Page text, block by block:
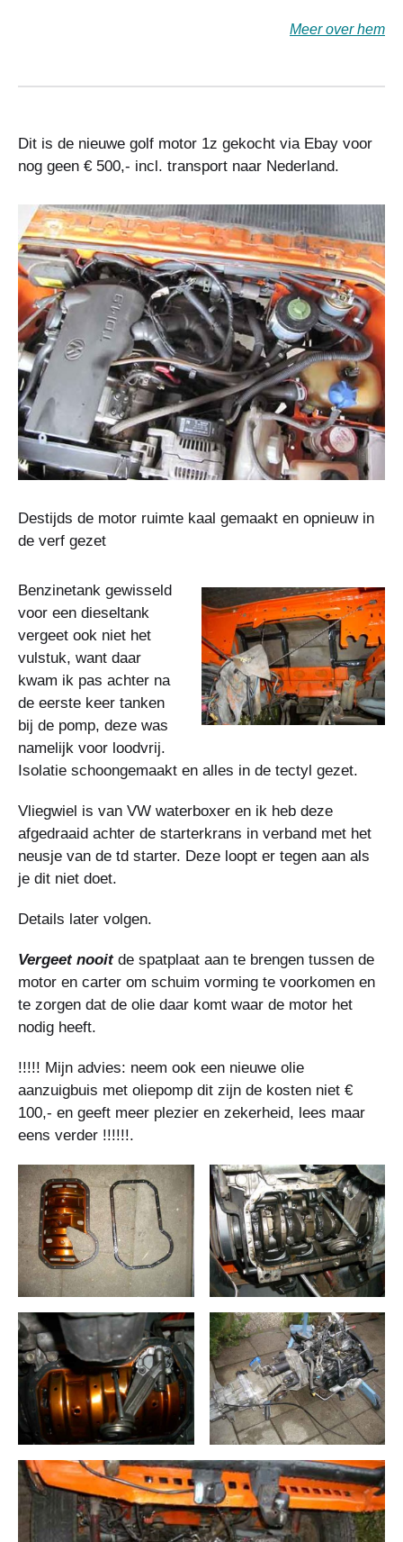
Meer over hem
Dit is de nieuwe golf motor 1z gekocht via Ebay voor
nog geen € 500,- incl. transport naar Nederland.
Destijds de motor ruimte kaal gemaakt en opnieuw in
de verf gezet
Benzinetank gewisseld
voor een dieseltank
vergeet ook niet het
vulstuk, want daar
kwam ik pas achter na
de eerste keer tanken
bij de pomp, deze was
namelijk voor loodvrij.
Isolatie schoongemaakt en alles in de tectyl gezet.
Vliegwiel is van VW waterboxer en ik heb deze
afgedraaid achter de starterkrans in verband met het
neusje van de td starter. Deze loopt er tegen aan als
je dit niet doet.
Details later volgen.
Vergeet nooitde spatplaat aan te brengen tussen de
motor en carter om schuim vorming te voorkomen en
te zorgen dat de olie daar komt waar de motor het
nodig heeft.
!!!!! Mijn advies: neem ook een nieuwe olie
aanzuigbuis met oliepomp dit zijn de kosten niet €
100,- en geeft meer plezier en zekerheid, lees maar
eens verder !!!!!!.